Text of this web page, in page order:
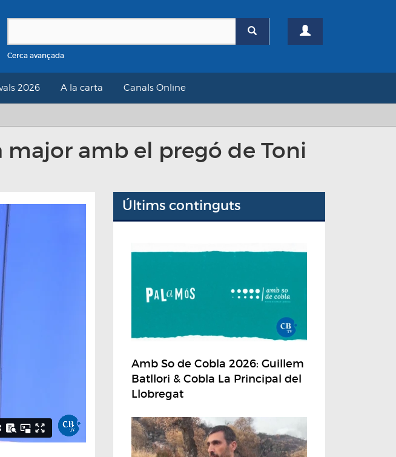
Cerca avançada
2026 A la carta Canals Online
amb el pregó de Toni
Últims continguts
Amb So de Cobla 2026: Guillem
Batllori & Cobla La Principal del
Llobregat